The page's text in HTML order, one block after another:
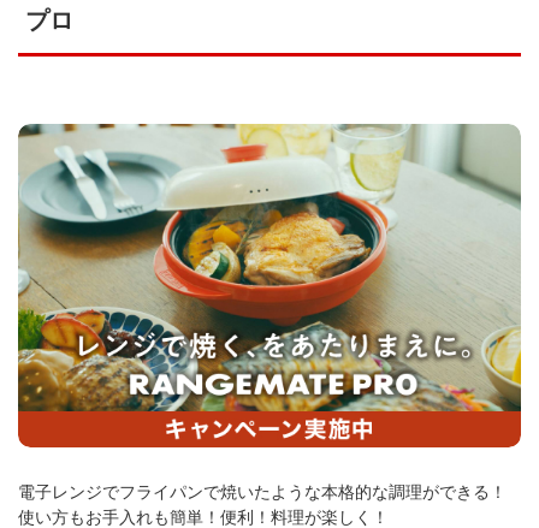
プロ
電子レンジでフライパンで焼いたような本格的な調理ができる！
使い方もお手入れも簡単！便利！料理が楽しく！